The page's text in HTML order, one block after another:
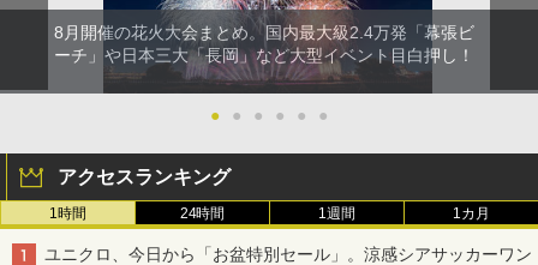
8月開催の花火大会まとめ。国内最大級2.4万発「幕張ビ
ーチ」や日本三大「長岡」など大型イベント目白押し！
● ● ● ● ● ●
アクセスランキング
1時間 24時間 1週間 1カ月
ユニクロ、今日から「お盆特別セール」。涼感シアサッカーワン